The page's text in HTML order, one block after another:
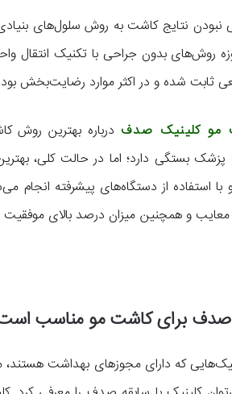
نبودن نتایج کاشت به روش سلول‌های
ثابت شده و در اکثر موارد رضایت‌بخش
مو کلینیک صدف درباره بهترین
و همچنین میزان درصد بالای
صدف برای کاشت مو مناسب
که دارای مجوزهای بهداشت